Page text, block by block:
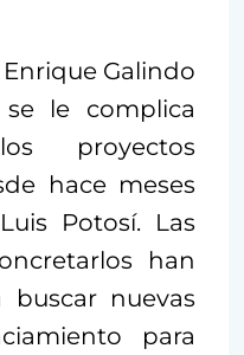
Galindo
le complica
proyectos
hace meses
Potosí. Las
han
nuevas
para